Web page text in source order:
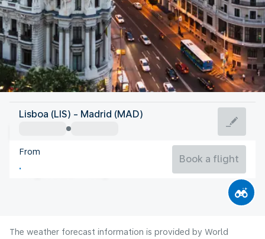
Spain
Madrid
Spain
Lisboa (LIS) - Madrid (MAD)
From
Book a flight
The weather forecast information is provided by World